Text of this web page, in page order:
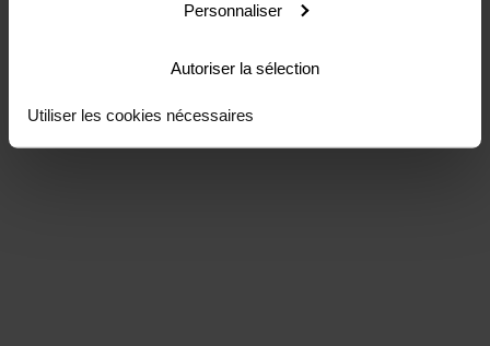
Personnaliser
Autoriser la sélection
Utiliser les cookies nécessaires